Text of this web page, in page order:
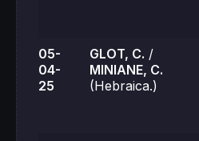
05-
04-
25
GLOT, C. /
MINIANE, C.
(Hebraica.)